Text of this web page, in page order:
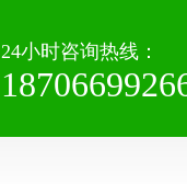
24小时咨询热线：